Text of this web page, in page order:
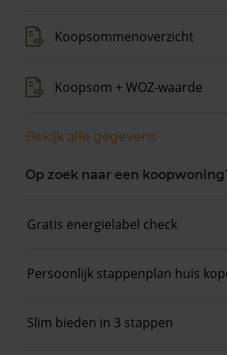
Koopsommenoverzicht
Koopsom + WOZ-waarde
Bekijk alle gegevens
Op zoek naar een
Gratis energielabel check
Persoonlijk stappenplan huis
Slim bieden in 3 stappen